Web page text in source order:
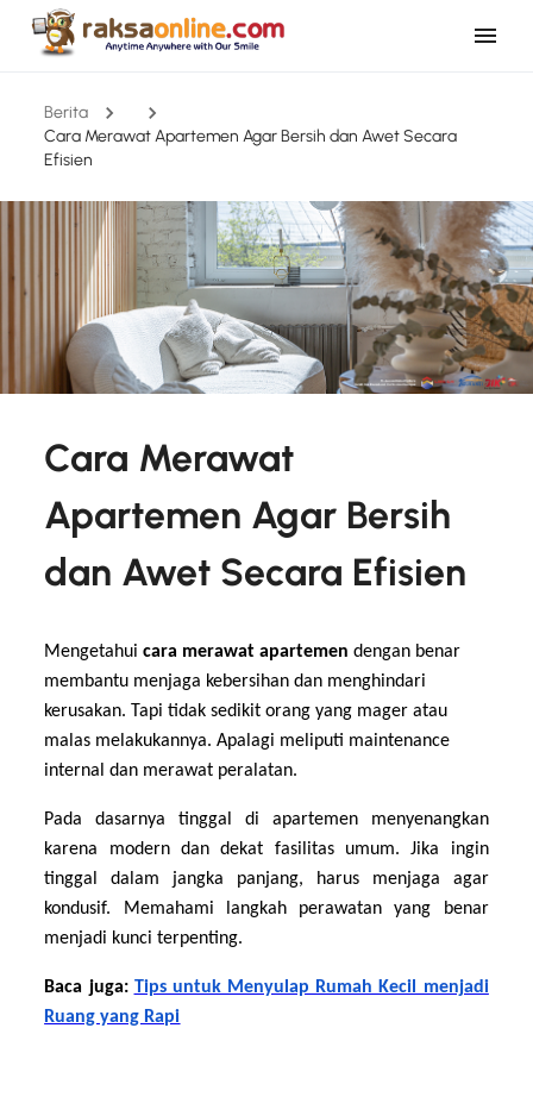
Berita
Cara Merawat Apartemen Agar Bersih dan Awet Secara
Efisien
Cara Merawat
Apartemen Agar Bersih
dan Awet Secara Efisien
Mengetahuicara merawat apartemen dengan benar
membantu menjaga kebersihan dan menghindari
kerusakan. Tapi tidak sedikit orang yang mager atau
malas melakukannya. Apalagi meliputi maintenance
internal dan merawat peralatan.
Pada dasarnya tinggal di apartemen menyenangkan
karena modern dan dekat fasilitas umum. Jika ingin
tinggal dalam jangka panjang, harus menjaga agar
kondusif. Memahami langkah perawatan yang benar
menjadi kunci terpenting.
Baca juga: Tips untuk Menyulap Rumah Kecil menjadi
Ruang yang Rapi